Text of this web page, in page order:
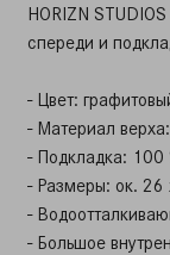
HORIZN
спереди и
- Цвет:
- Материал
- Подкладка: 100
- Размеры: ок.
-
- Большое